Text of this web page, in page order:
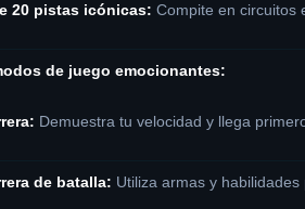
20 pistas icónicas: Compite en circuitos
de juego emocionantes:
Demuestra tu velocidad y llega
de batalla: Utiliza armas y